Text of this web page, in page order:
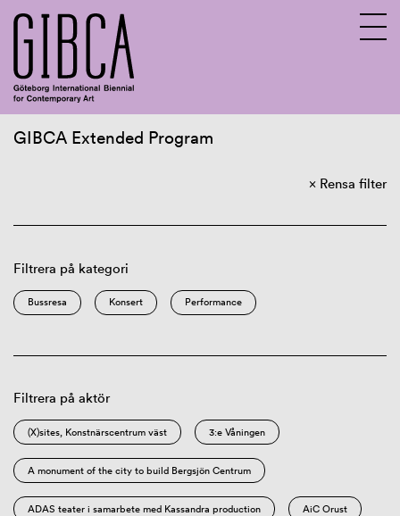
Nätverket
GIBCA Extended Program
Rensa filter
Filtrera på kategori
Bussresa Konsert Performance
Filtrera på aktör
(X)sites, Konstnärscentrum väst 3:e Våningen
A monument of the city to build Bergsjön Centrum
ADAS teater i samarbete med Kassandra production AiC Orust